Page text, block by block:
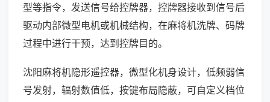
型等指令，发送信号给控牌器，控牌器接收到信号后
驱动内部微型电机或机械结构，在麻将机洗牌、码牌
过程中进行干预，达到控牌目的。
沈阳麻将机隐形遥控器，微型化机身设计，低频弱信
号发射，辐射数值低，按键布局隐蔽，可自定义档位